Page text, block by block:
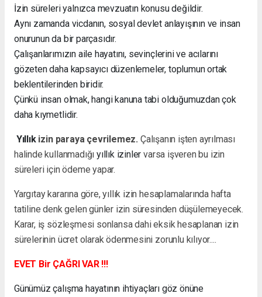
İzin süreleri yalnızca mevzuatın konusu değildir.
Aynı zamanda vicdanın, sosyal devlet anlayışının ve insan
onurunun da bir parçasıdır.
Çalışanlarımızın aile hayatını, sevinçlerini ve acılarını
gözeten daha kapsayıcı düzenlemeler, toplumun ortak
beklentilerinden biridir.
Çünkü insan olmak, hangi kanuna tabi olduğumuzdan çok
daha kıymetlidir.
Yıllıkizin paraya çevrilemez. Çalışanın işten ayrılması
halinde kullanmadığı yıllık izinler varsa işveren bu izin
süreleri için ödeme yapar.
Yargıtay kararına göre, yıllık izin hesaplamalarında hafta
tatiline denk gelen günler izin süresinden düşülemeyecek.
Karar, iş sözleşmesi sonlansa dahi eksik hesaplanan izin
sürelerinin ücret olarak ödenmesini zorunlu kılıyor....
EVET Bir ÇAĞRI VAR !!!
Günümüz çalışma hayatının ihtiyaçları göz önüne